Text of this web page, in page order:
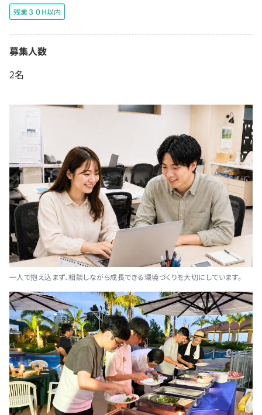
残業３０H以内
募集人数
2名
一人で抱え込まず、相談しながら成長できる環境づくりを大切にしています。